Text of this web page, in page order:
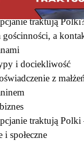
traktują
a
i dociekliwość
z
traktują Polki
i społeczne